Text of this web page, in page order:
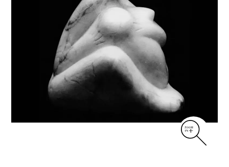
CATALOGUE DES OEUVRES
ANIMAUX & PLANTES
BIBLIQUE
ENGAGEMENTS & SOCIÉTÉ
MUSIQUE & DANSE
VIE & SENTIMENTS